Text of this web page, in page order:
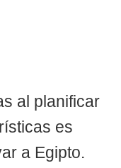
al planificar
es
a Egipto.